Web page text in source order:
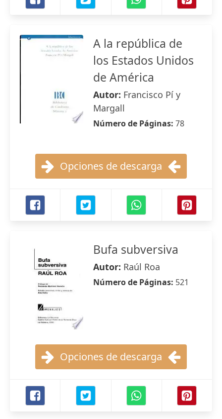
A la república de
los Estados Unidos
de América
Autor: Francisco Pí y
Margall
Número de Páginas: 78
Opciones de descarga
Bufa subversiva
Autor: Raúl Roa
Número de Páginas: 521
Opciones de descarga